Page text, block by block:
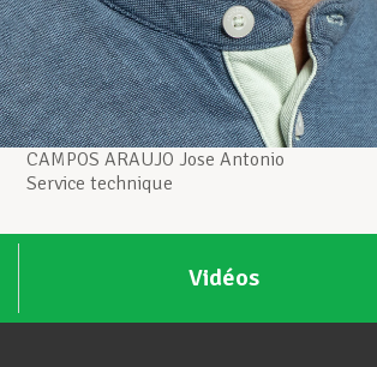
CAMPOS ARAUJO Jose Antonio
Service technique
Vidéos